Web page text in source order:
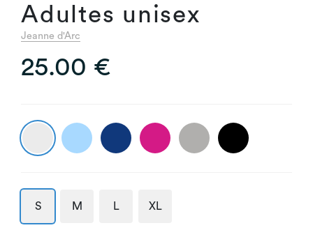
Adultes unisex
Jeanne d'Arc
25.00 €
S M L XL